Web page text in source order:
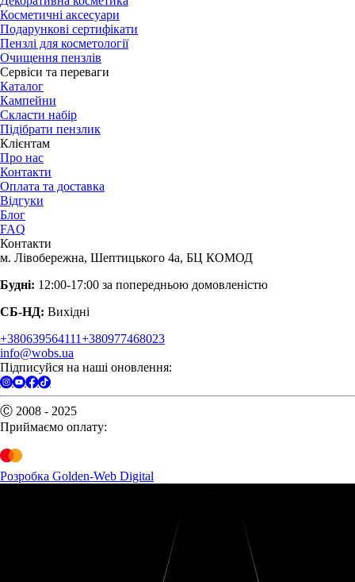
Косметичні аксесуари
Подарункові сертифікати
Пензлі для косметології
Очищення пензлів
Сервіси та переваги
Каталог
Кампейни
Скласти набір
Підібрати пензлик
Клієнтам
Про нас
Контакти
Оплата та доставка
Відгуки
Блог
FAQ
Контакти
м. Лівобережна, Шептицького 4а, БЦ КОМОД
Будні: 12:00-17:00 за попередньою домовленістю
СБ-НД: Вихідні
+380639564111+380977468023
info@wobs.ua
Підписуйся на наші оновлення:
Ⓒ 2008 - 2025
Приймаємо оплату:
Розробка Golden-Web Digital